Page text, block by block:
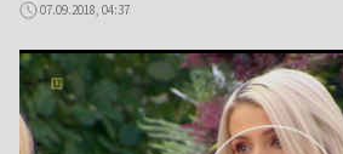
07.09.2018, 04:37